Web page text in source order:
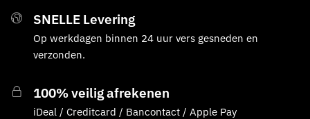
SNELLE Levering
Op werkdagen binnen 24 uur vers gesneden en
verzonden.
100% veilig afrekenen
iDeal / Creditcard / Bancontact / Apple Pay